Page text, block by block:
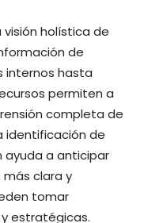
visión holística de
de
internos hasta
permiten a
completa de
identificación de
ayuda a anticipar
más clara y
tomar
estratégicas.